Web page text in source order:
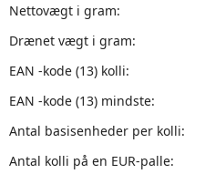
Nettovægt i gram:
Drænet vægt i gram:
EAN -kode (13) kolli:
EAN -kode (13) mindste:
Antal basisenheder per kolli:
Antal kolli på en EUR-palle: